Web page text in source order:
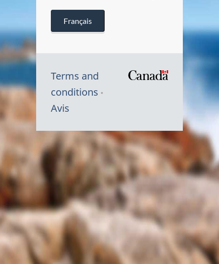
Français
Terms and
conditions
Avis
Symbole
du
Canada